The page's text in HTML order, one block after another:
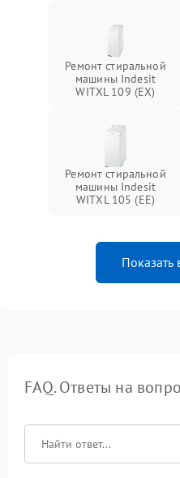
Ремонт стиральной
машины Indesit
WITXL 109 (EX)
Ремонт стиральной
машины Indesit
WITXL 105 (EE)
Показать
FAQ. Ответы на